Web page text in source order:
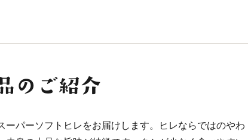
ーパーソフトヒレをお届けします。ヒレならではのやわ